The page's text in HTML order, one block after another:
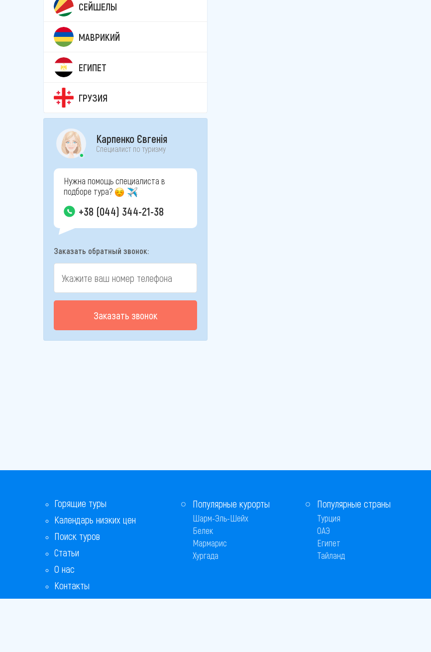
СЕЙШЕЛЫ
МАВРИКИЙ
ЕГИПЕТ
ГРУЗИЯ
Карпенко Євгенія
Специалист по туризму
Нужна помощь специалиста в
подборе тура?
+38 (044) 344-21-38
Заказать обратный звонок:
Заказать звонок
Горящие туры
Календарь низких цен
Поиск туров
Статьи
О нас
Контакты
Бонусная программа
Популярные курорты
Шарм-Эль-Шейх
Белек
Мармарис
Хургада
Популярные страны
Турция
ОАЭ
Египет
Тайланд